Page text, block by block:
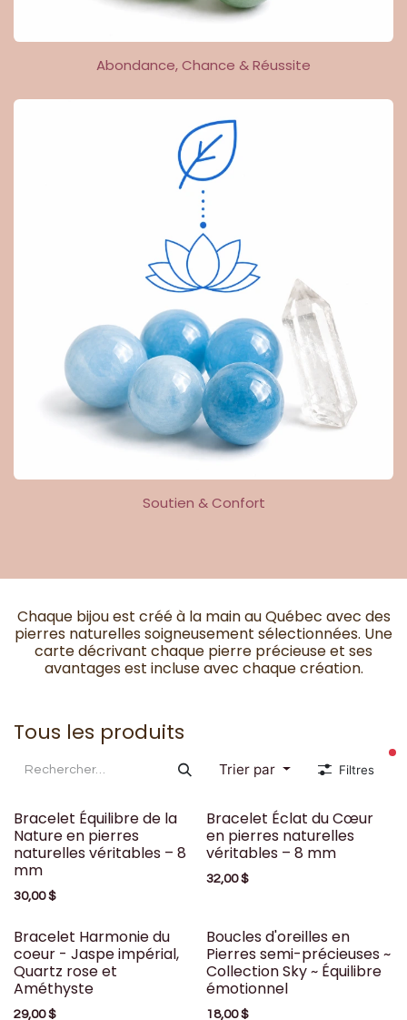
Abondance, Chance & Réussite
Soutien & Confort
Chaque bijou est créé à la main au Québec avec des
pierres naturelles soigneusement sélectionnées. Une
carte décrivant chaque pierre précieuse et ses
avantages est incluse avec chaque création.
Tous les produits
Trier par Filtres
Bracelet Équilibre de la
Nature en pierres
naturelles véritables – 8
mm
30,00$
Bracelet Éclat du Cœur
en pierres naturelles
véritables – 8 mm
32,00$
Bracelet Harmonie du
coeur - Jaspe impérial,
Quartz rose et
Améthyste
29,00$
Boucles d'oreilles en
Pierres semi-précieuses ~
Collection Sky ~ Équilibre
émotionnel
18,00$